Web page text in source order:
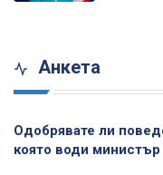
Анкета
Одобрявате ли
която води